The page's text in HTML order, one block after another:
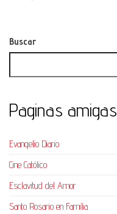
Buscar
Paginas amigas
Evangelio Diario
Cine Católico
Esclavitud del Amor
Santo Rosario en Familia